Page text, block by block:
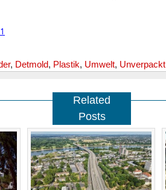
, Detmold, Plastik, Umwelt, Unverpackt
Related
Posts